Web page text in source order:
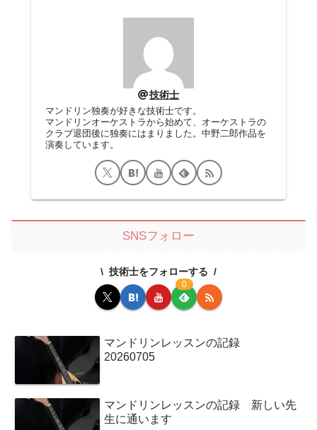
技術士
マンドリン独奏が好きな技術士です。
マンドリンオーケストラから始めて、オーケストラの
クラブ退団後に独奏にはまりました。中野二郎作品を
演奏しています。
SNSフォロー
技術士をフォローする
0
マンドリンレッスンの記録
20260705
マンドリンレッスンの記録 新しい先
生に通います